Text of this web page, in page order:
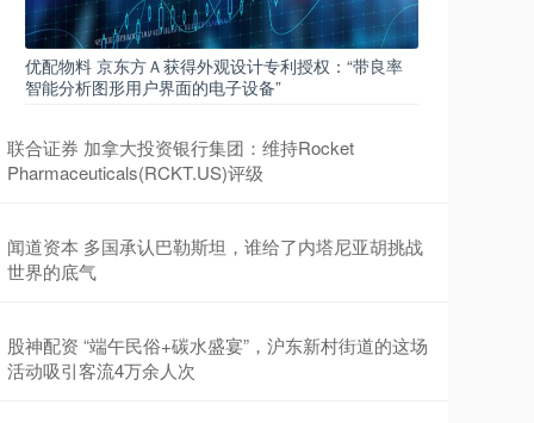
优配物料 京东方Ａ获得外观设计专利授权：“带良率
智能分析图形用户界面的电子设备”
联合证券 加拿大投资银行集团：维持Rocket
Pharmaceuticals(RCKT.US)评级
闻道资本 多国承认巴勒斯坦，谁给了内塔尼亚胡挑战
世界的底气
股神配资 “端午民俗+碳水盛宴”，沪东新村街道的这场
活动吸引客流4万余人次